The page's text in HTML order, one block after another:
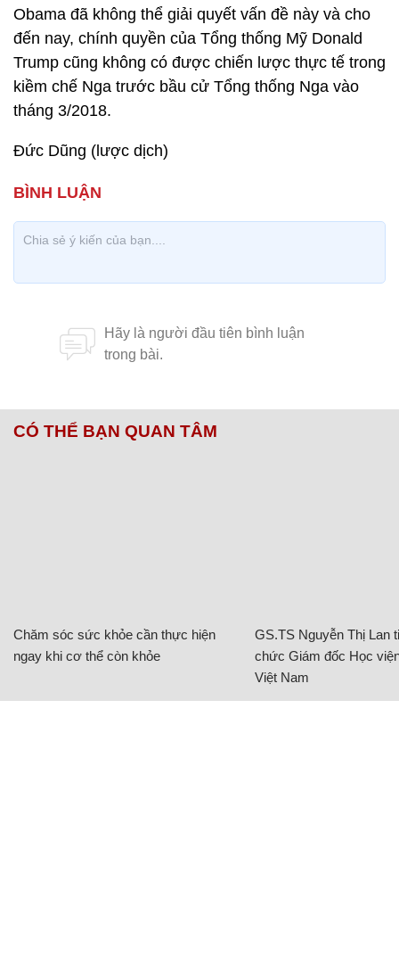
Obama đã không thể giải quyết vấn đề này và cho
đến nay, chính quyền của Tổng thống Mỹ Donald
Trump cũng không có được chiến lược thực tế trong
kiềm chế Nga trước bầu cử Tổng thống Nga vào
tháng 3/2018.
Đức Dũng (lược dịch)
CÓ THỂ BẠN QUAN TÂM
Chăm sóc sức khỏe cần thực hiện
ngay khi cơ thể còn khỏe
GS.TS Nguyễn Thị Lan
chức Giám đốc Học
Việt Nam